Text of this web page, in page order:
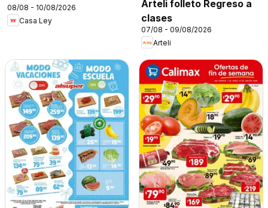
08/08 - 10/08/2026
Casa Ley
Arteli folleto Regreso a
clases
07/08 - 09/08/2026
Arteli